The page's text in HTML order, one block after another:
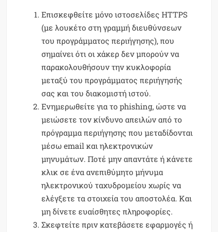
Επισκεφθείτε μόνο ιστοσελίδες HTTPS
(με λουκέτο στη γραμμή διευθύνσεων
του προγράμματος περιήγησης), που
σημαίνει ότι οι χάκερ δεν μπορούν να
παρακολουθήσουν την κυκλοφορία
μεταξύ του προγράμματος περιήγησής
σας και του διακομιστή ιστού.
Ενημερωθείτε για το phishing, ώστε να
μειώσετε τον κίνδυνο απειλών από το
πρόγραμμα περιήγησης που μεταδίδονται
μέσω email και ηλεκτρονικών
μηνυμάτων. Ποτέ μην απαντάτε ή κάνετε
κλικ σε ένα ανεπιθύμητο μήνυμα
ηλεκτρονικού ταχυδρομείου χωρίς να
ελέγξετε τα στοιχεία του αποστολέα. Και
μη δίνετε ευαίσθητες πληροφορίες.
Σκεφτείτε πριν κατεβάσετε εφαρμογές ή